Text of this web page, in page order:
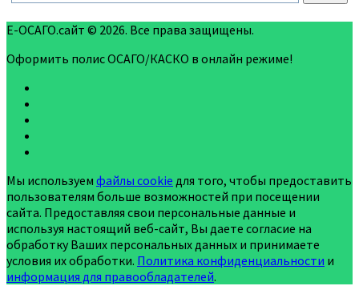
Е-ОСАГО.сайт © 2026. Все права защищены.
Оформить полис ОСАГО/КАСКО в онлайн режиме!
Мы используем файлы cookie для того, чтобы предоставить
пользователям больше возможностей при посещении
сайта. Предоставляя свои персональные данные и
используя настоящий веб-сайт, Вы даете согласие на
обработку Ваших персональных данных и принимаете
условия их обработки. Политика конфиденциальности и
информация для правообладателей.